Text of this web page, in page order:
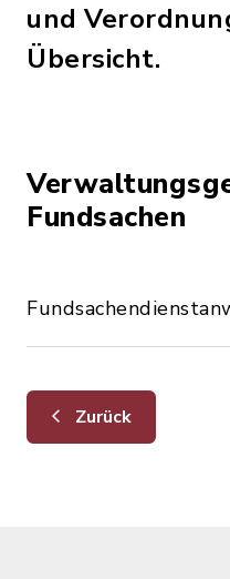
und
Übersicht.
Fundsachen
Zurück